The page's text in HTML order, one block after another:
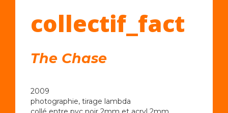
collectif_fact
The Chase
2009
photographie, tirage lambda